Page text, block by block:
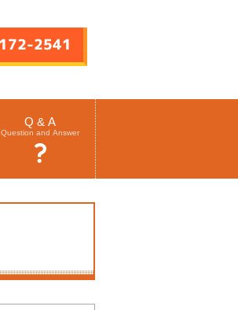
Q & A
Question and Answer